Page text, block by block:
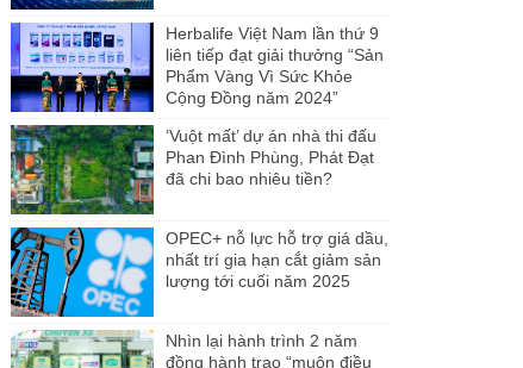
Herbalife Việt Nam lần thứ 9
liên tiếp đạt giải thưởng “Sản
Phẩm Vàng Vì Sức Khỏe
Cộng Đồng năm 2024”
‘Vuột mất’ dự án nhà thi đấu
Phan Đình Phùng, Phát Đạt
đã chi bao nhiêu tiền?
OPEC+ nỗ lực hỗ trợ giá dầu,
nhất trí gia hạn cắt giảm sản
lượng tới cuối năm 2025
Nhìn lại hành trình 2 năm
đồng hành trao “muôn điều